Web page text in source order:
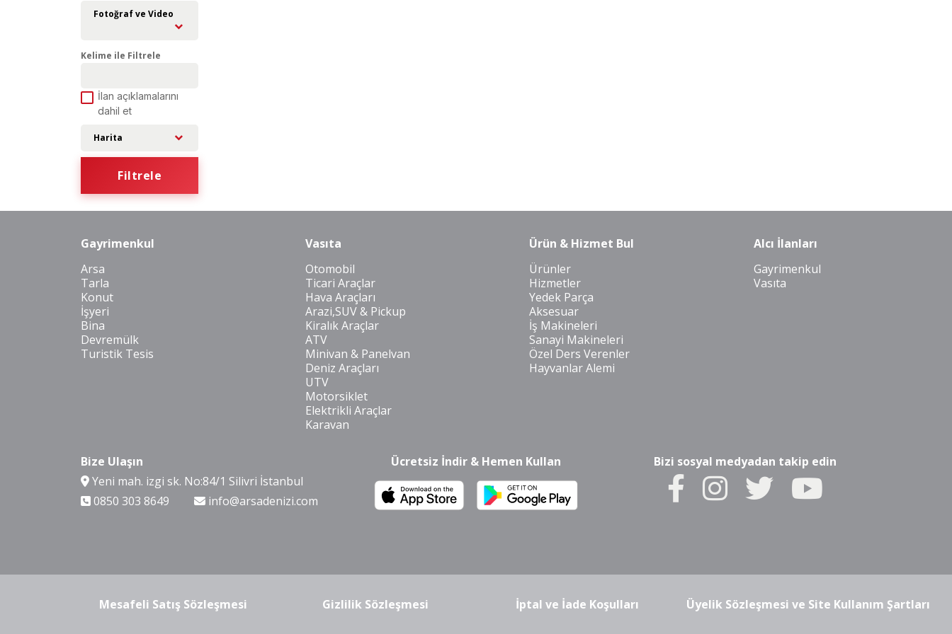
Fotoğraf ve Video
Kelime ile Filtrele
İlan açıklamalarını
dahil et
Harita
Filtrele
Gayrimenkul
Arsa
Tarla
Konut
İşyeri
Bina
Devremülk
Turistik Tesis
Vasıta
Otomobil
Ticari Araçlar
Hava Araçları
Arazi,SUV & Pickup
Kiralık Araçlar
ATV
Minivan & Panelvan
Deniz Araçları
UTV
Motorsiklet
Elektrikli Araçlar
Karavan
Ürün & Hizmet Bul
Ürünler
Hizmetler
Yedek Parça
Aksesuar
İş Makineleri
Sanayi Makineleri
Özel Ders Verenler
Hayvanlar Alemi
Alcı İlanları
Gayrimenkul
Vasıta
Bize Ulaşın
Yeni mah. izgi sk. No:84/1 Silivri İstanbul
0850 303 8649
info@arsadenizi.com
Ücretsiz İndir & Hemen Kullan Bizi sosyal medyadan takip edin
Mesafeli Satış Sözleşmesi Gizlilik Sözleşmesi İptal ve İade Koşulları Üyelik Sözleşmesi ve Site Kullanım Şartları